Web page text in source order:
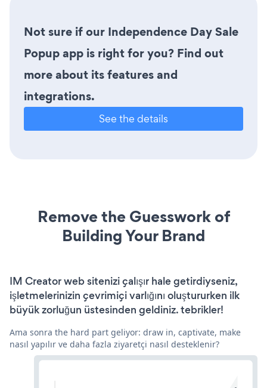
Not sure if our Independence Day Sale
Popup app is right for you? Find out
more about its features and
integrations.
See the details
Remove the Guesswork of
Building Your Brand
IM Creator web sitenizi çalışır hale getirdiyseniz,
işletmelerinizin çevrimiçi varlığını oluştururken ilk
büyük zorluğun üstesinden geldiniz. tebrikler!
Ama sonra the hard part geliyor: draw in, captivate, make
nasıl yapılır ve daha fazla ziyaretçi nasıl desteklenir?